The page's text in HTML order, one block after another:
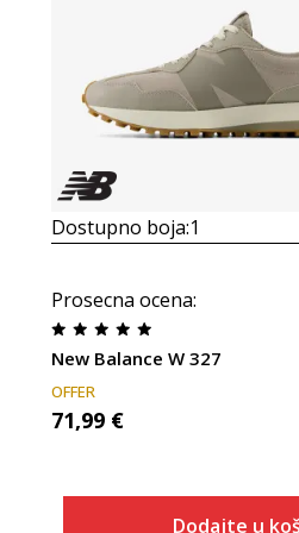
Dostupno boja:1
Prosecna ocena:
New Balance W 327
OFFER
71,99 €
Dodajte u